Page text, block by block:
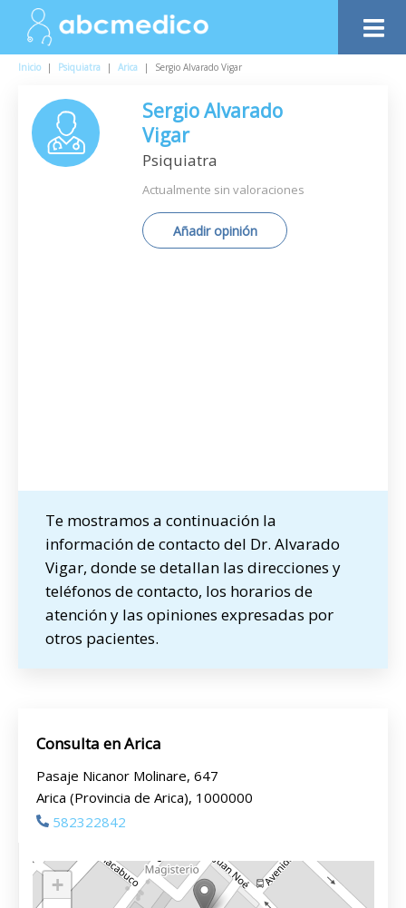
Inicio | Psiquiatra | Arica | Sergio Alvarado Vigar
Sergio Alvarado
Vigar
Psiquiatra
Actualmente sin valoraciones
Añadir opinión
Te mostramos a continuación la
información de contacto del Dr. Alvarado
Vigar, donde se detallan las direcciones y
teléfonos de contacto, los horarios de
atención y las opiniones expresadas por
otros pacientes.
Consulta en Arica
Pasaje Nicanor Molinare, 647
Arica (Provincia de Arica), 1000000
582322842
+